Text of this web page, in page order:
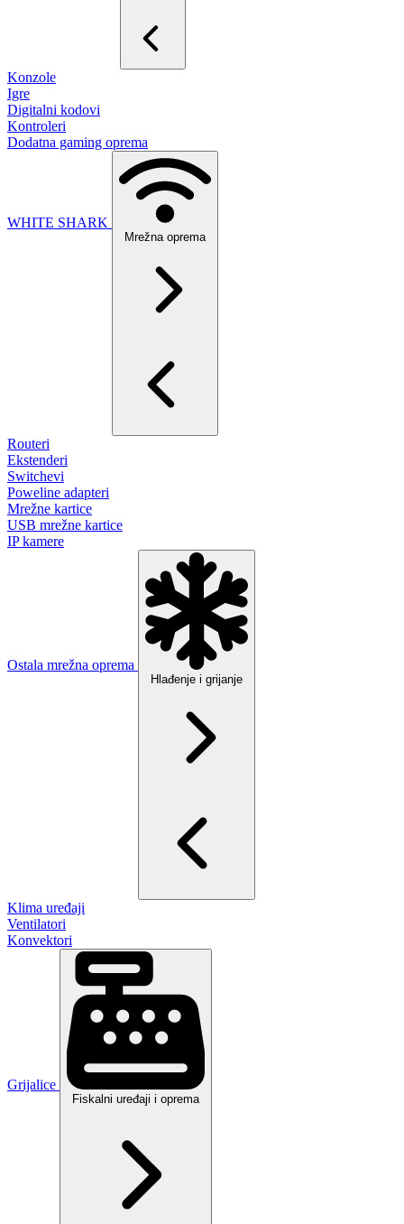
Konzole
Igre
Digitalni kodovi
Kontroleri
Dodatna gaming oprema
WHITE SHARK
Mrežna oprema
Routeri
Ekstenderi
Switchevi
Poweline adapteri
Mrežne kartice
USB mrežne kartice
IP kamere
Ostala mrežna oprema
Hlađenje i grijanje
Klima uređaji
Ventilatori
Konvektori
Grijalice
Fiskalni uređaji i oprema